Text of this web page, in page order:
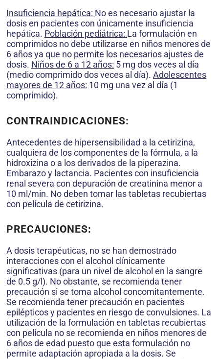
Insuficiencia hepática: No es necesario ajustar la
dosis en pacientes con únicamente insuficiencia
hepática. Población pediátrica: La formulación en
comprimidos no debe utilizarse en niños menores de
6 años ya que no permite los necesarios ajustes de
dosis. Niños de 6 a 12 años: 5 mg dos veces al día
(medio comprimido dos veces al día). Adolescentes
mayores de 12 años: 10 mg una vez al día (1
comprimido).
CONTRAINDICACIONES:
Antecedentes de hipersensibilidad a la cetirizina,
cualquiera de los componentes de la fórmula, a la
hidroxizina o a los derivados de la piperazina.
Embarazo y lactancia. Pacientes con insuficiencia
renal severa con depuración de creatinina menor a
10 ml/min. No deben tomar las tabletas recubiertas
con película de cetirizina.
PRECAUCIONES:
A dosis terapéuticas, no se han demostrado
interacciones con el alcohol clínicamente
significativas (para un nivel de alcohol en la sangre
de 0.5 g/l). No obstante, se recomienda tener
precaución si se toma alcohol concomitantemente.
Se recomienda tener precaución en pacientes
epilépticos y pacientes en riesgo de convulsiones. La
utilización de la formulación en tabletas recubiertas
con película no se recomienda en niños menores de
6 años de edad puesto que esta formulación no
permite adaptación apropiada a la dosis. Se